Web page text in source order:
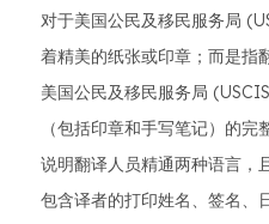
对于美国公民及移民服务局
着精美的纸张或印章；而是指
美国公民及移民服务局
（包括印章和手写笔记）的完
说明翻译人员精通两种语言，
包含译者的打印姓名、签名、